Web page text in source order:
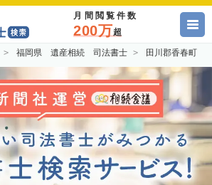
月間閲覧件数
200万超
福岡県 遺産相続 司法書士 田川郡香春町